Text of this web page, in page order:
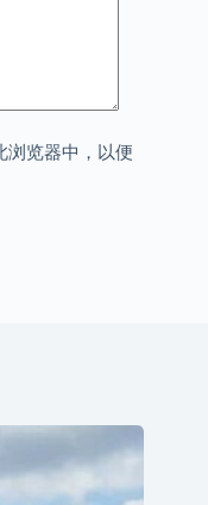
浏览器中，以便